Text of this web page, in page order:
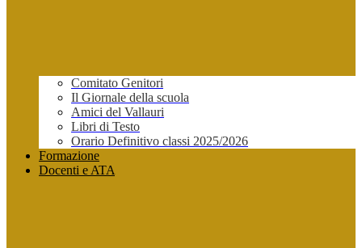
Comitato Genitori
Il Giornale della scuola
Amici del Vallauri
Libri di Testo
Orario Definitivo classi 2025/2026
Formazione
Docenti e ATA